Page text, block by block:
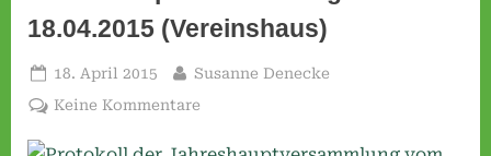
r
t
18.04.2015 (Vereinshaus)
Posted
on
18. April 2015 By
Susanne Denecke
Keine Kommentare